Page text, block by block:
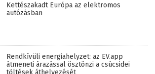
Kettészakadt Európa az elektromos
autózásban
Rendkívüli energiahelyzet: az EV.app
átmeneti árazással ösztönzi a csúcsidei